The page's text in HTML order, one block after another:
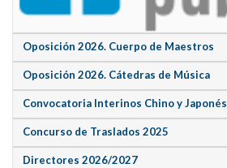
Oposición 2026. Cuerpo de Maestros
Oposición 2026. Cátedras de Música
Convocatoria Interinos Chino y Japonés
Concurso de Traslados 2025
Directores 2026/2027